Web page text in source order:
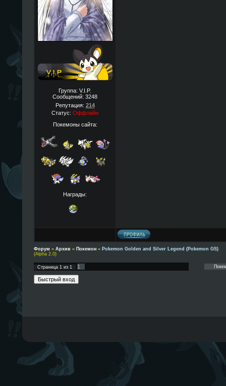
Группа: V.I.P.
Сообщений: 3248
Репутация: 214
Статус: Оффлайн
Покемоны сайта:
Награды:
Форум » Архив » Покемон » Pokemon Golden and Silver Legend (Pokemon GS)
(Alpha 2.0)
Страница 1из 1 1